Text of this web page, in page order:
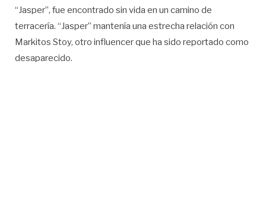
“Jasper”, fue encontrado sin vida en un camino de
terracería. “Jasper” mantenía una estrecha relación con
Markitos Stoy, otro influencer que ha sido reportado como
desaparecido.